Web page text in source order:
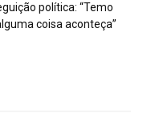
política: “Temo
coisa aconteça”